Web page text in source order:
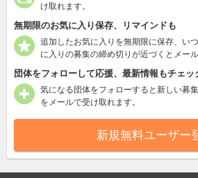
け取れます。
無期限のお気に入り保存、リマインドも
追加したお気に入りを無期限に保存、い
に入りの募集の締め切りが近づくとメー
団体をフォローして応援、最新情報もチェッ
気になる団体をフォローすると新しい募
をメールで受け取れます。
新規無料ユーザー